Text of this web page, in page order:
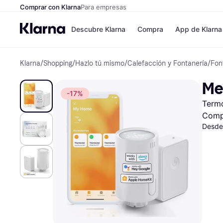
Comprar con KlarnaPara empresas
Descubre Klarna
Formas de
Paga ahora
Paga en 3 plazos
Paga en 30 días
Financiación
Klarna en Apple
Compra
Tiendas
Zalando
JD Sports
App de Klarna
Klarna/Shopping/Hazlo tú mismo/Calefacción y Fontanería/
-17%